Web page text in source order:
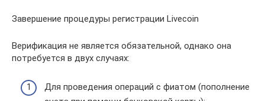
Завершение процедуры регистрации Livecoin
Верификация не является обязательной, однако она
потребуется в двух случаях:
Для проведения операций с фиатом (пополнение